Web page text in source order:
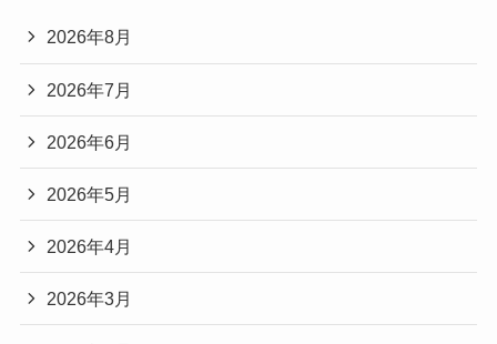
2026年8月
2026年7月
2026年6月
2026年5月
2026年4月
2026年3月